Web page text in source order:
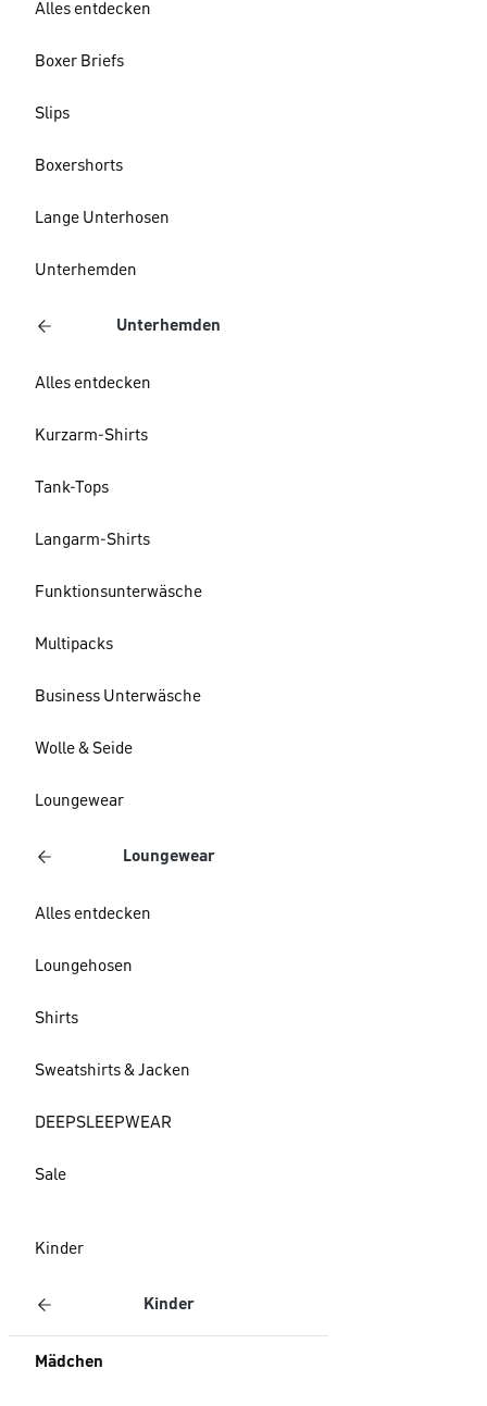
Alles entdecken
Boxer Briefs
Slips
Boxershorts
Lange Unterhosen
Unterhemden
Unterhemden
Alles entdecken
Kurzarm-Shirts
Tank-Tops
Langarm-Shirts
Funktionsunterwäsche
Multipacks
Business Unterwäsche
Wolle & Seide
Loungewear
Loungewear
Alles entdecken
Loungehosen
Shirts
Sweatshirts & Jacken
DEEPSLEEPWEAR
Sale
Kinder
Kinder
Mädchen